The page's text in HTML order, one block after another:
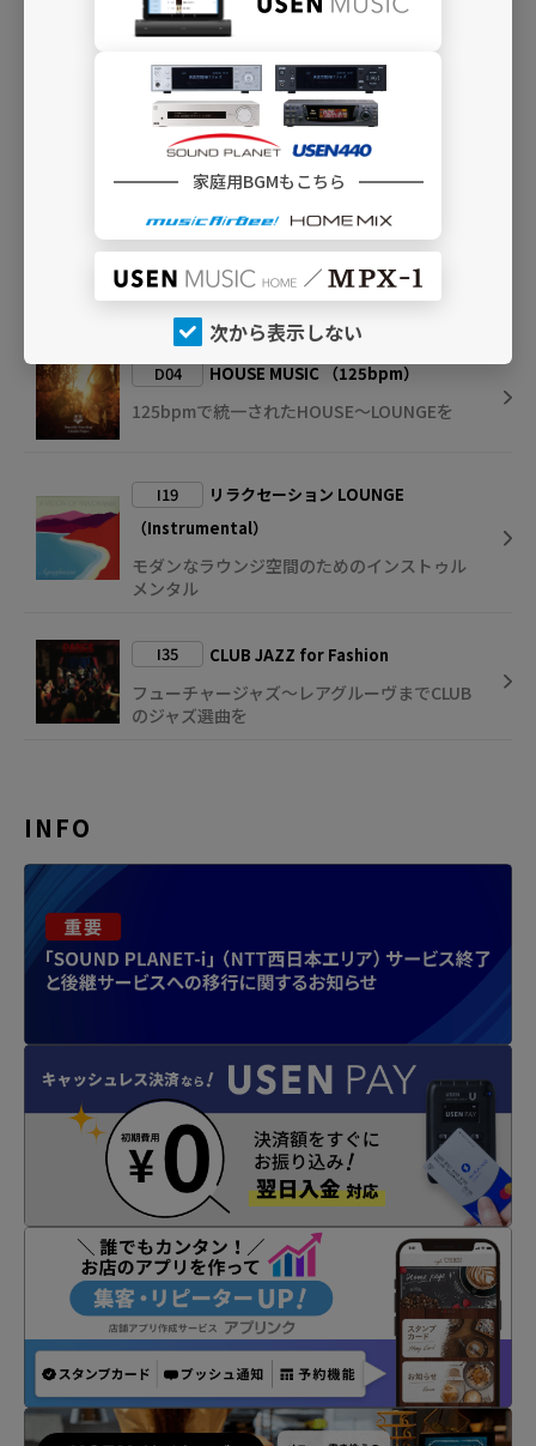
その他おすすめ番組
I34 CLUB LOUNGE INST
インストのLOUNGE MUSICを時間帯別の選曲
で
I25 HOUSE LOUNGE INST
LOUNGE MUSICから、軽快で明るいインスト
をセレクト
D04 HOUSE MUSIC （125bpm）
125bpmで統一されたHOUSE～LOUNGEを
I19
リラクセーション LOUNGE
（Instrumental）
モダンなラウンジ空間のためのインストゥル
メンタル
I35 CLUB JAZZ for Fashion
フューチャージャズ～レアグルーヴまでCLUB
のジャズ選曲を
INFO
家庭用BGMもこちら
次から表示しない